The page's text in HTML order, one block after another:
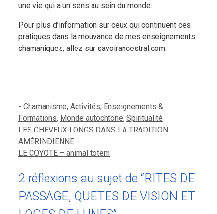
une vie qui a un sens au sein du monde.
Pour plus d’information sur ceux qui continuent ces
pratiques dans la mouvance de mes enseignements
chamaniques, allez sur savoirancestral.com.
Catégories
- Chamanisme, Activités, Enseignements &
Formations, Monde autochtone, Spiritualité
LES CHEVEUX LONGS DANS LA TRADITION
AMÉRINDIENNE
LE COYOTE – animal totem
2 réflexions au sujet de “RITES DE
PASSAGE, QUETES DE VISION ET